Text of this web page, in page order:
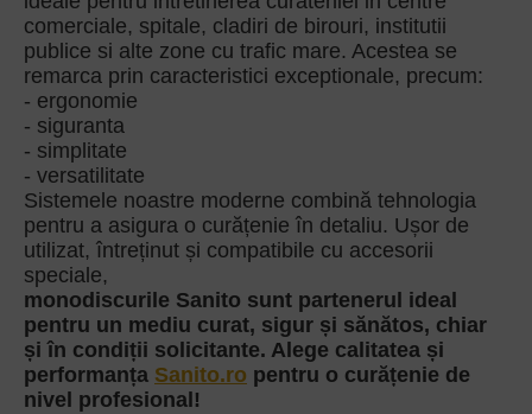
comerciale, spitale, cladiri de birouri, institutii
publice si alte zone cu trafic mare. Acestea se
remarca prin caracteristici exceptionale, precum:
- ergonomie
- siguranta
- simplitate
- versatilitate
Sistemele noastre moderne combină tehnologia
pentru a asigura o curățenie în detaliu. Ușor de
utilizat, întreținut și compatibile cu accesorii
speciale,
monodiscurile Sanito sunt partenerul ideal
pentru un mediu curat, sigur și sănătos, chiar
și în condiții solicitante. Alege calitatea și
performanța Sanito.ro pentru o curățenie de
nivel profesional!